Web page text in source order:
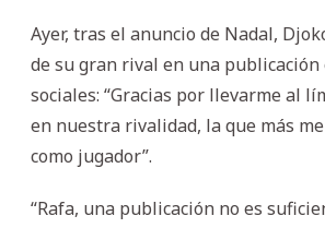
Ayer, tras el anuncio de Nadal,
de su gran rival en una publicación
sociales: “Gracias por llevarme al
en nuestra rivalidad, la que más
como jugador”.
“Rafa, una publicación no es